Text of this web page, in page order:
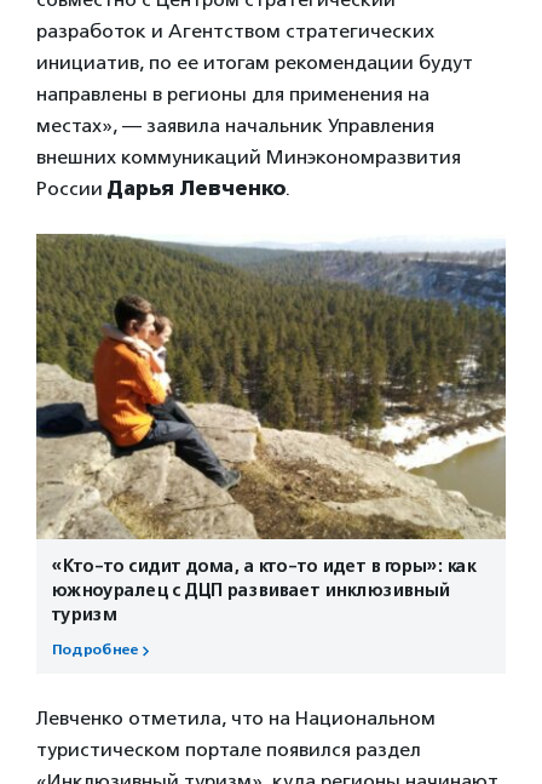
разработок и Агентством стратегических
инициатив, по ее итогам рекомендации будут
направлены в регионы для применения на
местах», — заявила начальник Управления
внешних коммуникаций Минэкономразвития
России Дарья Левченко.
«Кто-то сидит дома, а кто-то идет в горы»: как
южноуралец с ДЦП развивает инклюзивный
туризм
Подробнее
Левченко отметила, что на Национальном
туристическом портале появился раздел